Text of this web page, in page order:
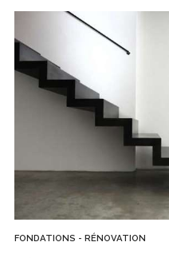
FONDATIONS - RÉNOVATION